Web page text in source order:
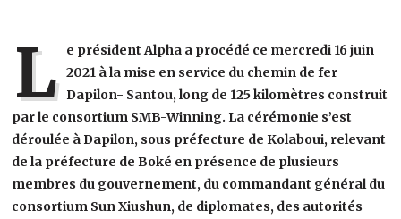
L e président Alpha a procédé ce mercredi 16 juin
2021 à la mise en service du chemin de fer
Dapilon- Santou, long de 125 kilomètres construit
par le consortium SMB-Winning. La cérémonie s’est
déroulée à Dapilon, sous préfecture de Kolaboui, relevant
de la préfecture de Boké en présence de plusieurs
membres du gouvernement, du commandant général du
consortium Sun Xiushun, de diplomates, des autorités